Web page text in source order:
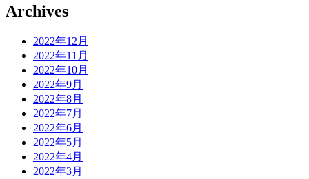
Archives
2022年12月
2022年11月
2022年10月
2022年9月
2022年8月
2022年7月
2022年6月
2022年5月
2022年4月
2022年3月